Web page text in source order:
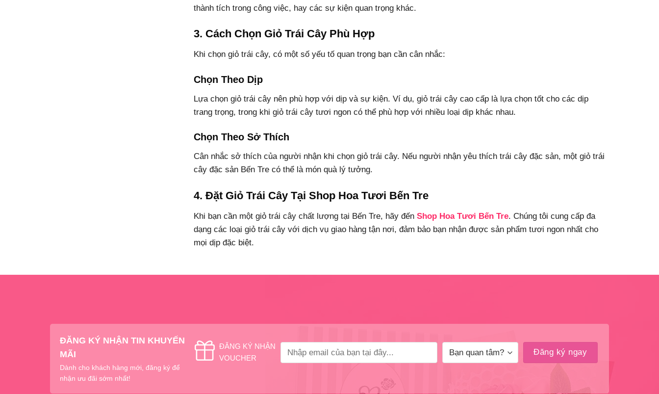
thành tích trong công việc, hay các sự kiện quan trọng khác.
3. Cách Chọn Giỏ Trái Cây Phù Hợp
Khi chọn giỏ trái cây, có một số yếu tố quan trọng bạn cần cân nhắc:
Chọn Theo Dịp
Lựa chọn giỏ trái cây nên phù hợp với dịp và sự kiện. Ví dụ, giỏ trái cây cao cấp là lựa chọn tốt cho các dịp
trang trọng, trong khi giỏ trái cây tươi ngon có thể phù hợp với nhiều loại dịp khác nhau.
Chọn Theo Sở Thích
Cân nhắc sở thích của người nhận khi chọn giỏ trái cây. Nếu người nhận yêu thích trái cây đặc sản, một giỏ trái
cây đặc sản Bến Tre có thể là món quà lý tưởng.
4. Đặt Giỏ Trái Cây Tại Shop Hoa Tươi Bến Tre
Khi bạn cần một giỏ trái cây chất lượng tại Bến Tre, hãy đến Shop Hoa Tươi Bến Tre. Chúng tôi cung cấp đa
dạng các loại giỏ trái cây với dịch vụ giao hàng tận nơi, đảm bảo bạn nhận được sản phẩm tươi ngon nhất cho
mọi dịp đặc biệt.
ĐĂNG KÝ NHẬN TIN KHUYẾN
MÃI
Dành cho khách hàng mới, đăng ký để
nhận ưu đãi sớm nhất!
ĐĂNG KÝ NHẬN
VOUCHER